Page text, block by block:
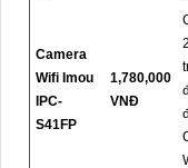
Camera
Wifi Imou
IPC-
S41FP
1,780,000
VNĐ